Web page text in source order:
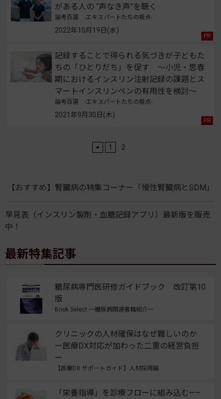
がある人の “声なき声”を聴く
論考百選 -エキスパートたちの視点-
2022年10月19日(水)
記録することで得られる気づきが子どもた
ちの「ひとりだち」を促す ～小児・思春
期におけるインスリン注射記録の課題とス
マートインスリンペンの有用性を検討～
論考百選 -エキスパートたちの視点-
2021年9月30日(木)
1 2
【おすすめ】腎臓病の特集コーナー「慢性腎臓病とSDM」
早見表（インスリン製剤・血糖記録アプリ）最新版を販売
中！
最新特集記事
糖尿病専門医研修ガイドブック 改訂第10
版
Book Select ー糖尿病関連書籍紹介ー
クリニックの人材確保はなぜ難しいのか
ー医療DX対応が加わった二重の経営負担
ー
【医療DX サポートガイド】人材採用編
「栄養指導」を診療フローに組み込む——